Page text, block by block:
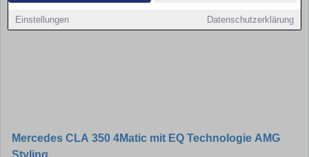
Einstellungen Datenschutzerklärung
Mercedes CLA 350 4Matic mit EQ Technologie AMG
Styling